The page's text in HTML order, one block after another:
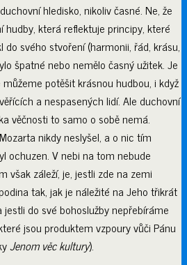
hledisko, nikoliv časné. Ne, že
hudby, která reflektuje principy, které
do svého stvoření (harmonii, řád, krásu,
špatné nebo nemělo časný užitek. Je
můžeme potěšit krásnou hudbou, i když
a nespasených lidí. Ale duchovní
věčnosti to samo o sobě nemá.
nikdy neslyšel, a o nic tím
ochuzen. V nebi na tom nebude
však záleží, je, jestli zde na zemi
tak, jak je náležité na Jeho třikrát
jestli do své bohoslužby nepřebíráme
jsou produktem vzpoury vůči Pánu
Jenom věc kultury).